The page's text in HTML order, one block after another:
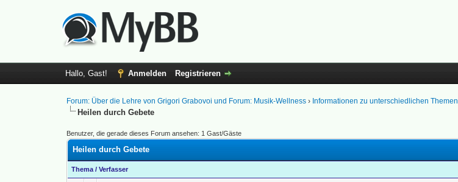
Hallo, Gast! Anmelden Registrieren
Forum: Über die Lehre von Grigori Grabovoi und Forum: Musik-Wellness › Informationen zu unterschiedlichen Themen
Heilen durch Gebete
Benutzer, die gerade dieses Forum ansehen: 1 Gast/Gäste
Heilen durch Gebete
Thema /Verfasser